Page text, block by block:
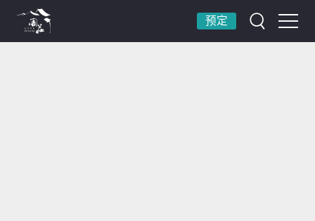
预定